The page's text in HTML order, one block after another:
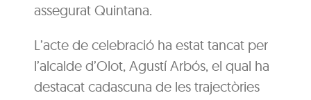
assegurat Quintana.
L’acte de celebració ha estat tancat per
l’alcalde d’Olot, Agustí Arbós, el qual ha
destacat cadascuna de les trajectòries